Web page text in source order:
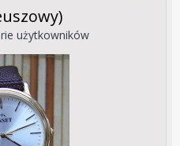
użytkowników